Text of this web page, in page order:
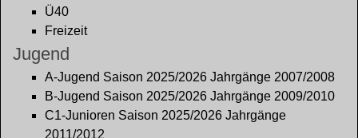
Ü40
Freizeit
Jugend
A-Jugend Saison 2025/2026 Jahrgänge 2007/2008
B-Jugend Saison 2025/2026 Jahrgänge 2009/2010
C1-Junioren Saison 2025/2026 Jahrgänge
2011/2012